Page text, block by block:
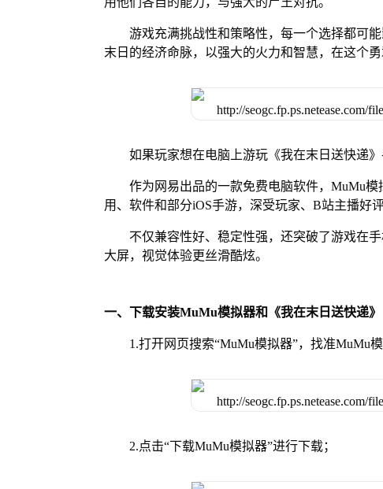
游戏充满挑战性和策略性，每一个选择都可
末日的经济命脉，以强大的火力和智慧，在这个
如果玩家想在电脑上游玩《我在末日送快递
作为网易出品的一款免费电脑软件，MuMu
用、软件和部分iOS手游，深受玩家、B站主播好评
不仅兼容性好、稳定性强，还突破了游戏在
大屏，视觉体验更丝滑酷炫。
一、下载安装MuMu模拟器和《我在末日送快递》
1.打开网页搜索“MuMu模拟器”，找准MuMu
2.点击“下载MuMu模拟器”进行下载；